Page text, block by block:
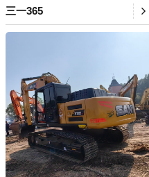
三一365